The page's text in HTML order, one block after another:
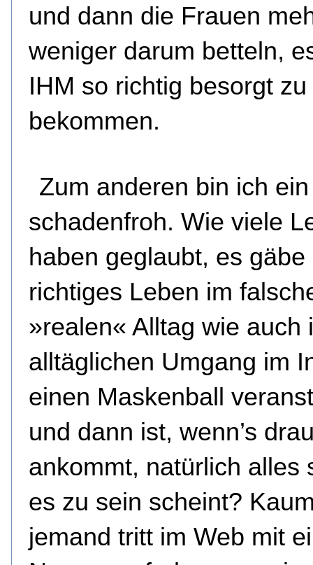
und dann die Frauen
weniger darum betteln,
IHM so richtig besorgt zu
bekommen.
Zum anderen bin ich
schadenfroh. Wie viele
haben geglaubt, es gäbe
richtiges Leben im
»realen« Alltag wie auch
alltäglichen Umgang im
einen Maskenball
und dann ist, wenn’s
ankommt, natürlich alles
es zu sein scheint?
jemand tritt im Web mit